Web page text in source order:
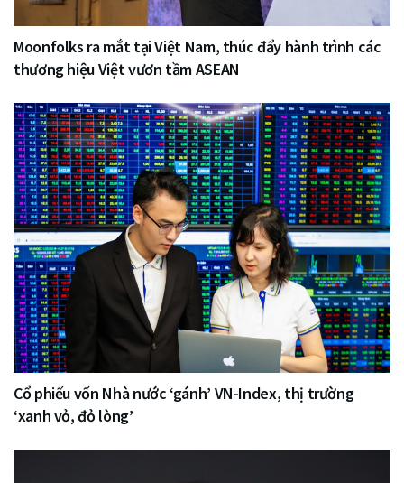
Moonfolks ra mắt tại Việt Nam, thúc đẩy hành trình các
thương hiệu Việt vươn tầm ASEAN
Cổ phiếu vốn Nhà nước ‘gánh’ VN-Index, thị trường
‘xanh vỏ, đỏ lòng’